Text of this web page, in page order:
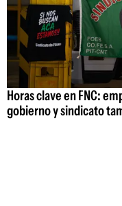
Horas clave en FNC:
gobierno y sindicato